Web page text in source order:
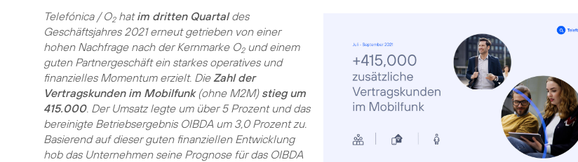
Telefónica / O2hatim dritten Quartaldes
Geschäftsjahres 2021 erneut getrieben von einer
hohen Nachfrage nach der Kernmarke O2und einem
guten Partnergeschäft ein starkes operatives und
finanzielles Momentum erzielt. DieZahl der
Vertragskunden im Mobilfunk(ohne M2M) stieg um
415.000. Der Umsatz legte um über 5 Prozent und das
bereinigte Betriebsergebnis OIBDA um 3,0 Prozent zu.
Basierend auf dieser guten finanziellen Entwicklung
hob das Unternehmen seine Prognose für das OIBDA